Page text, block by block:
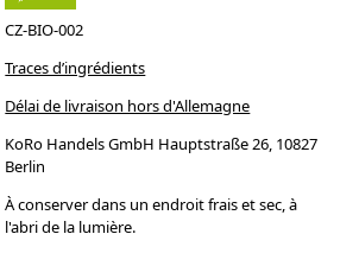
CZ-BIO-002
Traces d’ingrédients
Délai de livraison hors d'Allemagne
KoRo Handels GmbH Hauptstraße 26, 10827
Berlin
À conserver dans un endroit frais et sec, à
l'abri de la lumière.